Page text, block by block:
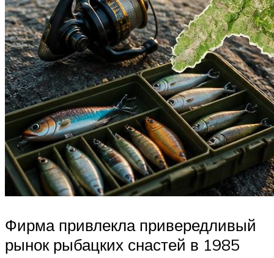
Фирма привлекла привередливый
рынок рыбацких снастей в 1985